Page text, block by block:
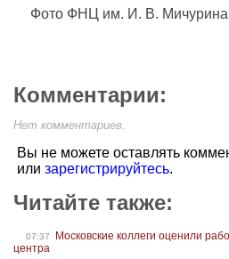
Фото ФНЦ им. И. В. Мичурина
Комментарии:
Нет комментариев.
Вы не можете оставлять
или зарегистрируйтесь.
Читайте также:
07:37
Московские коллеги оценили
центра